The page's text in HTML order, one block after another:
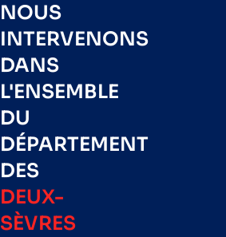
NOUS
INTERVENONS
DANS
L'ENSEMBLE
DU
DÉPARTEMENT
DES
DEUX-
SÈVRES